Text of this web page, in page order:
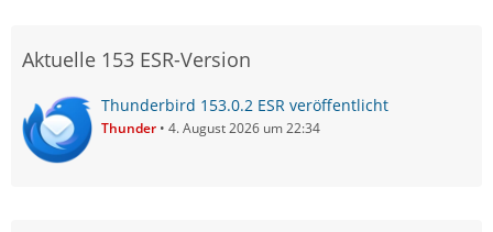
Aktuelle 153 ESR-Version
Thunderbird 153.0.2 ESR veröffentlicht
Thunder 4. August 2026 um 22:34